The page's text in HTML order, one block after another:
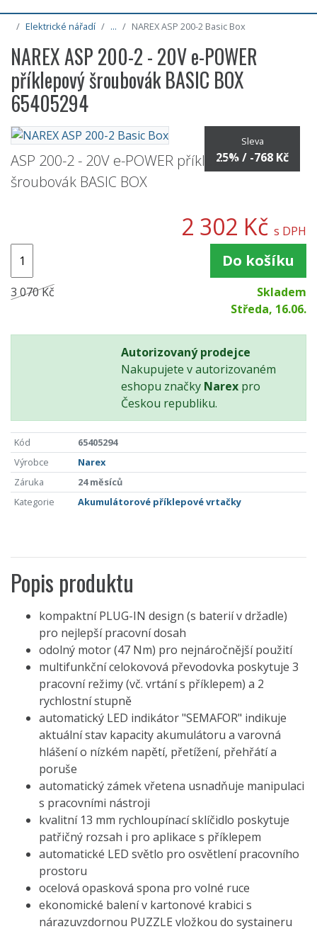
Elektrické nářadí ... NAREX ASP 200-2 Basic Box
NAREX ASP 200-2 - 20V e-POWER
příklepový šroubovák BASIC BOX
65405294
Sleva
25% / -768 Kč
ASP 200-2 - 20V e-POWER příklepový
šroubovák BASIC BOX
2 302 Kč s DPH
Do košíku
3 070 Kč
Skladem
Středa, 16.06.
Autorizovaný prodejce
Nakupujete v autorizovaném
eshopu značky Narex pro
Českou republiku.
Kód
65405294
Výrobce
Narex
Záruka
24 měsíců
Kategorie
Akumulátorové příklepové vrtačky
Popis produktu
kompaktní PLUG-IN design (s baterií v držadle)
pro nejlepší pracovní dosah
odolný motor (47 Nm) pro nejnáročnější použití
multifunkční celokovová převodovka poskytuje 3
pracovní režimy (vč. vrtání s příklepem) a 2
rychlostní stupně
automatický LED indikátor "SEMAFOR" indikuje
aktuální stav kapacity akumulátoru a varovná
hlášení o nízkém napětí, přetížení, přehřátí a
poruše
automatický zámek vřetena usnadňuje manipulaci
s pracovními nástroji
kvalitní 13 mm rychloupínací sklíčidlo poskytuje
patřičný rozsah i pro aplikace s příklepem
automatické LED světlo pro osvětlení pracovního
prostoru
ocelová opasková spona pro volné ruce
ekonomické balení v kartonové krabici s
nárazuvzdornou PUZZLE vložkou do systaineru